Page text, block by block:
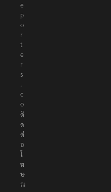
e
p
o
r
t
e
r
s
.
c
o
ติ
ด
ต่
อ
โ
ฆ
ษ
ณ